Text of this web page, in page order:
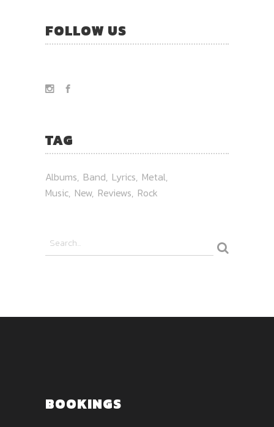
FOLLOW US
TAG
Albums Band Lyrics Metal
Music New Reviews Rock
BOOKINGS